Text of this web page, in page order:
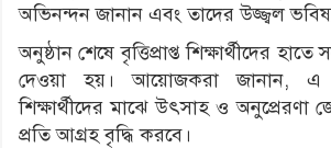
অভিনন্দন জানান এবং তাদের উজ্জ্বল
অনুষ্ঠান শেষে বৃত্তিপ্রাপ্ত শিক্ষার্থীদের
দেওয়া হয়। আয়োজকরা জানান,
শিক্ষার্থীদের মাঝে উৎসাহ ও অনুপ্রেরণা
প্রতি আগ্রহ বৃদ্ধি করবে।